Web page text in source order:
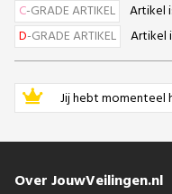
C-GRADE ARTIKEL
Artikel
D-GRADE ARTIKEL Artikel
Jij hebt
Over JouwVeilingen.nl